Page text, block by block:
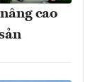
cao